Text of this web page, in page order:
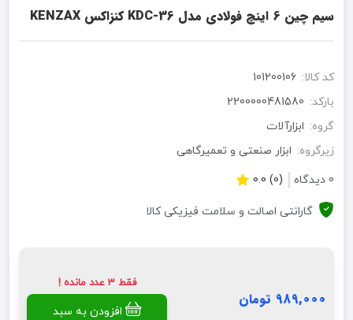
سیم چین 6 اینچ فولادی مدل KDC-36 کنزاکس KENZAX
کد کالا: 101200106
بارکد: 2200000481580
گروه: ابزارآلات
زیرگروه: ابزار صنعتی و تعمیرگاهی
0 دیدگاه
(0) 0.0
گارانتی اصالت و سلامت فیزیکی کالا
989,000 تومان
فقط 3 عدد مانده !
افزودن به سبد